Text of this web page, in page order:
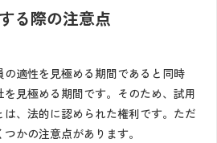
る際の注意点
適性を見極める期間であると同時
見極める期間です。そのため、試用
、法的に認められた権利です。ただ
かの注意点があります。